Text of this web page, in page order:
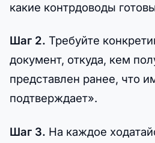
какие контрдоводы
Шаг 2. Требуйте
документ, откуда, кем
представлен ранее, что
подтверждает».
Шаг 3. На каждое